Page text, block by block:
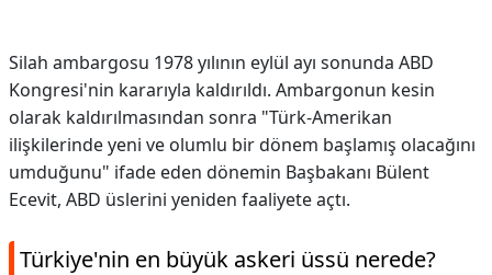
Silah ambargosu 1978 yılının eylül ayı sonunda ABD
Kongresi'nin kararıyla kaldırıldı. Ambargonun kesin
olarak kaldırılmasından sonra "Türk-Amerikan
ilişkilerinde yeni ve olumlu bir dönem başlamış olacağını
umduğunu" ifade eden dönemin Başbakanı Bülent
Ecevit, ABD üslerini yeniden faaliyete açtı.
Türkiye'nin en büyük askeri üssü nerede?